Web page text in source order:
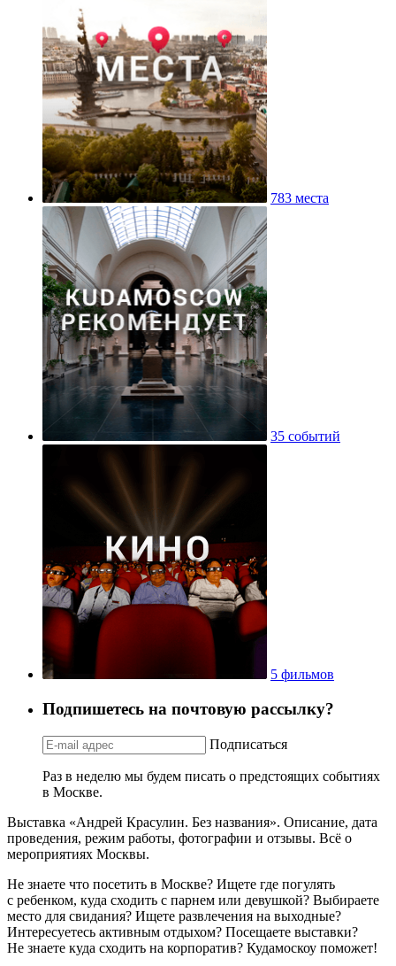
783 места
35 событий
5 фильмов
Подпишетесь на почтовую рассылку?
Подписаться
Раз в неделю мы будем писать о предстоящих событиях
в Москве.
Выставка «Андрей Красулин. Без названия». Описание, дата
проведения, режим работы, фотографии и отзывы. Всё о
мероприятиях Москвы.
Не знаете что посетить в Москве? Ищете где погулять
с ребенком, куда сходить с парнем или девушкой? Выбираете
место для свидания? Ищете развлечения на выходные?
Интересуетесь активным отдыхом? Посещаете выставки?
Не знаете куда сходить на корпоратив? Кудамоскоу поможет!